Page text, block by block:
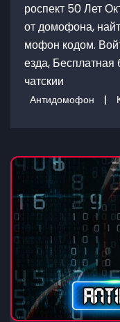
роспект 50 Лет
от домофона,
мофон кодом.
езда,
чатскии
Антидомофон |